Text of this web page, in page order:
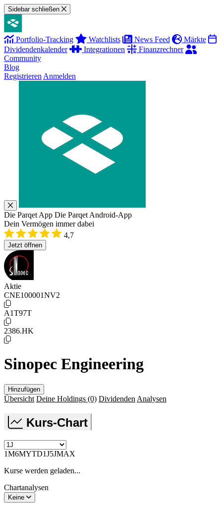
Sidebar schließen
Portfolio-Tracking Watchlists News Feed
Märkte
Dividendenkalender
Integrationen
Finanzrechner
Community
Blog
Registrieren Anmelden
Die Parqet App Die Parqet Android-App
Dein Vermögen immer dabei
4,7
Jetzt öffnen
Aktie
CNE100001NV2
A1T97T
2386.HK
Sinopec Engineering
Hinzufügen
Übersicht Deine Holdings (0) Dividenden Analysen
Kurs-Chart
1M6MYTD1J5JMAX
Kurse werden geladen...
Chartanalysen
Keine